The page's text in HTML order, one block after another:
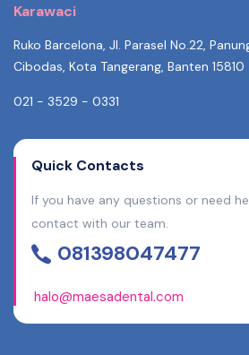
Karawaci
Ruko Barcelona, Jl. Parasel No.22,
Cibodas, Kota Tangerang, Banten 15810
021 - 3529 - 0331
Quick Contacts
If you have any questions or need
contact with our team.
081398047477
halo@maesadental.com